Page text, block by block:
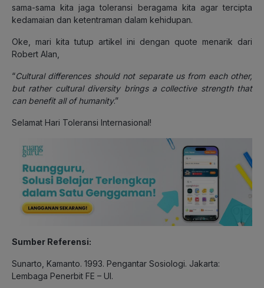
sama-sama kita jaga toleransi beragama kita agar tercipta
kedamaian dan ketentraman dalam kehidupan.
Oke, mari kita tutup artikel ini dengan quote menarik dari
Robert Alan,
“Cultural differences should not separate us from each other,
but rather cultural diversity brings a collective strength that
can benefit all of humanity.”
Selamat Hari Toleransi Internasional!
Sumber Referensi:
Sunarto, Kamanto. 1993. Pengantar Sosiologi. Jakarta:
Lembaga Penerbit FE – UI.